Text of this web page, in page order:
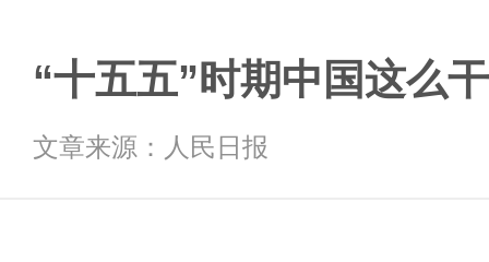
“十五五”时期中国这么干
文章来源：人民日报